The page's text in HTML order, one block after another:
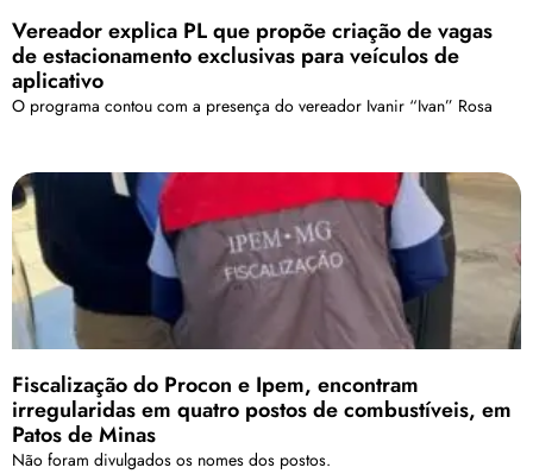
Vereador explica PL que propõe criação de vagas
de estacionamento exclusivas para veículos de
aplicativo
O programa contou com a presença do vereador Ivanir “Ivan” Rosa
Fiscalização do Procon e Ipem, encontram
irregularidas em quatro postos de combustíveis, em
Patos de Minas
Não foram divulgados os nomes dos postos.